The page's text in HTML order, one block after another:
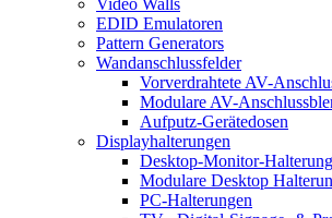
Video Walls
EDID Emulatoren
Pattern Generators
Wandanschlussfelder
Vorverdrahtete AV-
Modulare AV-
Aufputz-Gerätedosen
Displayhalterungen
Desktop-Monitor-
Modulare Desktop
PC-Halterungen